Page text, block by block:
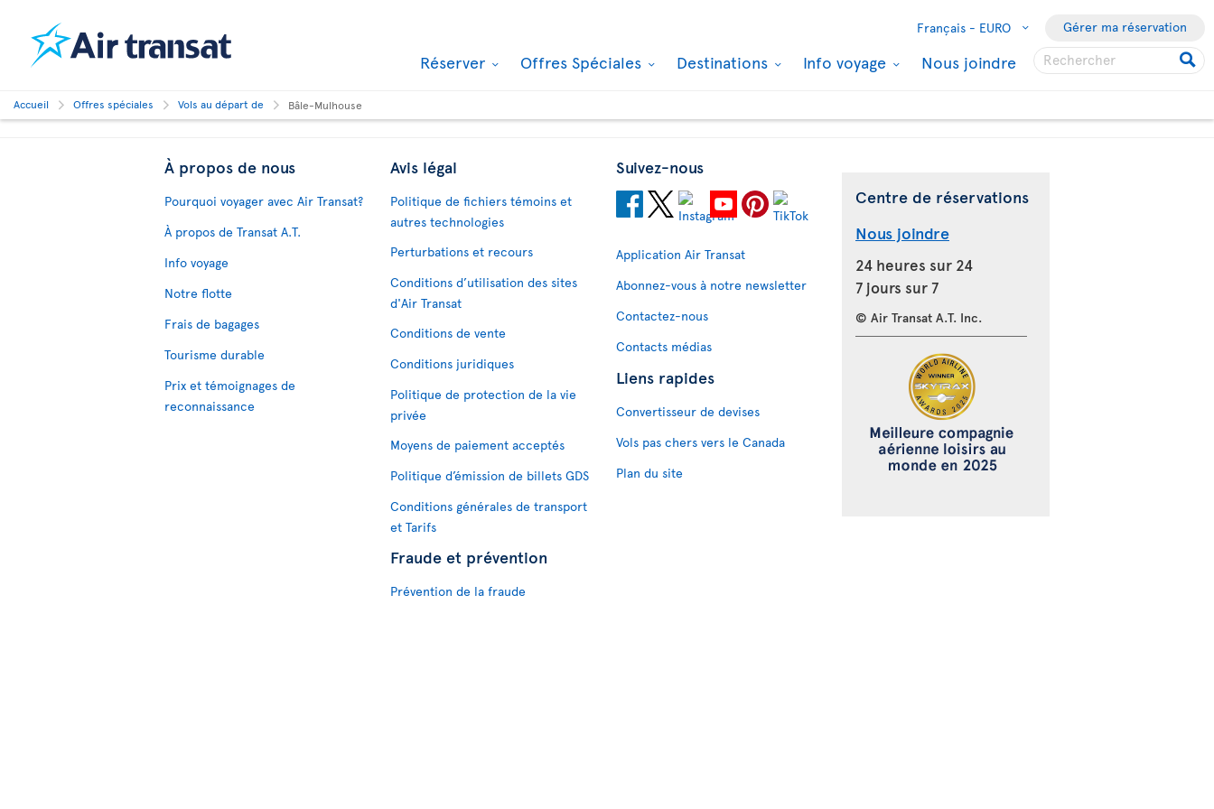
Français - EURO Gérer ma réservation
Réserver Offres Spéciales Destinations Info voyage Nous joindre
Accueil Offres spéciales Vols au départ de Bâle-Mulhouse
À propos de nous
Pourquoi voyager avec Air Transat?
À propos de Transat A.T.
Info voyage
Notre flotte
Frais de bagages
Tourisme durable
Prix et témoignages de
reconnaissance
Avis légal
Politique de fichiers témoins et
autres technologies
Perturbations et recours
Conditions d’utilisation des sites
d'Air Transat
Conditions de vente
Conditions juridiques
Politique de protection de la vie
privée
Moyens de paiement acceptés
Politique d’émission de billets GDS
Conditions générales de transport
et Tarifs
Fraude et prévention
Prévention de la fraude
Suivez-nous
Application Air Transat
Abonnez-vous à notre newsletter
Contactez-nous
Contacts médias
Liens rapides
Convertisseur de devises
Vols pas chers vers le Canada
Plan du site
Centre de réservations
Nous joindre
24 heures sur 24
7 jours sur 7
© Air Transat A.T. Inc.